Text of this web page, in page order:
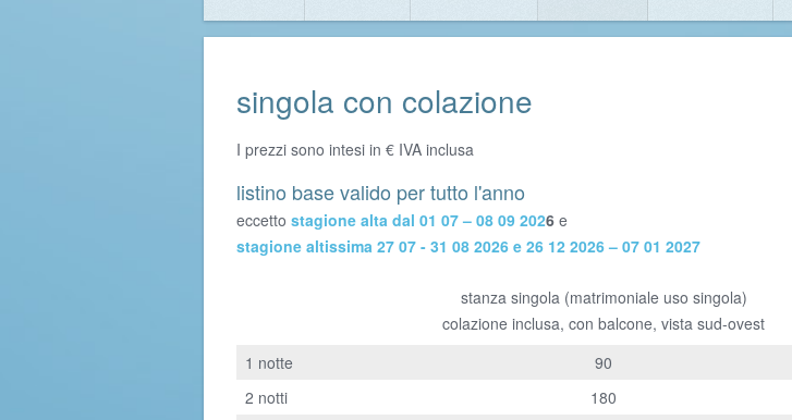
singola con colazione
I prezzi sono intesi in € IVA inclusa
listino base valido per tutto l'anno
eccetto stagione alta dal 01 07 – 08 09 2026 e
stagione altissima 27 07 - 31 08 2026 e 26 12 2026 – 07 01 2027
stanza singola (matrimoniale uso singola)
colazione inclusa, con balcone, vista sud-ovest
1 notte
90
2 notti
180